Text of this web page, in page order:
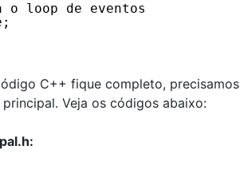
loop de eventos
C++ fique completo,
Veja os códigos abaixo: